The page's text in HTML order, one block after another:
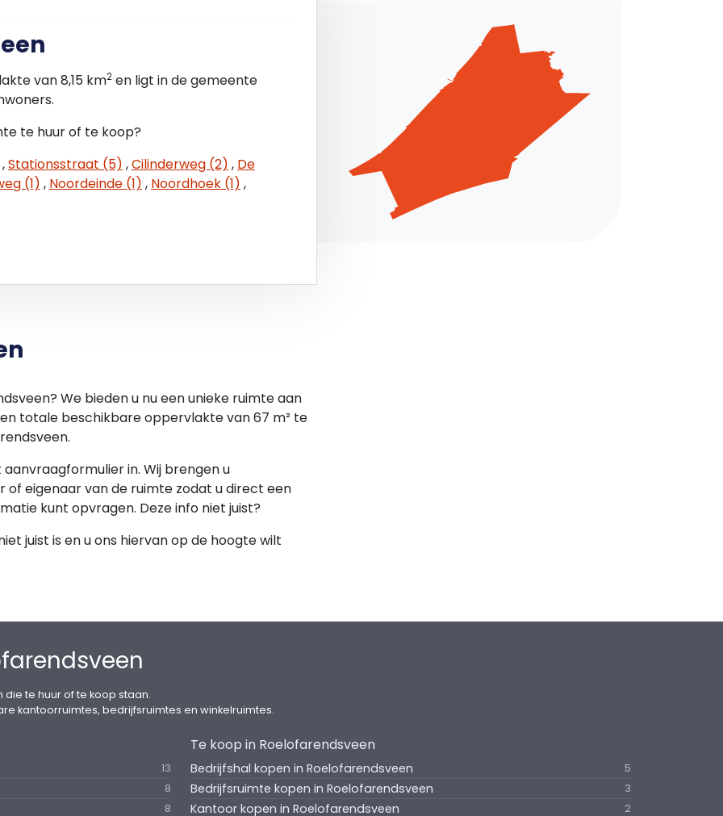
van 8,15 km2en ligt in de gemeente
te huur of te koop?
,Stationsstraat (5) ,Cilinderweg (2) , De
(1) , Noordeinde (1) , Noordhoek (1) ,
We bieden u nu een unieke ruimte aan
totale beschikbare oppervlakte van 67 m² te
in. Wij brengen u
eigenaar van de ruimte zodat u direct een
kunt opvragen. Deze info niet juist?
juist is en u ons hiervan op de hoogte wilt
te huur of te koop staan.
kantoorruimtes, bedrijfsruimtes en winkelruimtes.
13
8
8
Te koop in Roelofarendsveen
Bedrijfshal kopen in Roelofarendsveen 5
Bedrijfsruimte kopen in Roelofarendsveen 3
Kantoor kopen in Roelofarendsveen 2